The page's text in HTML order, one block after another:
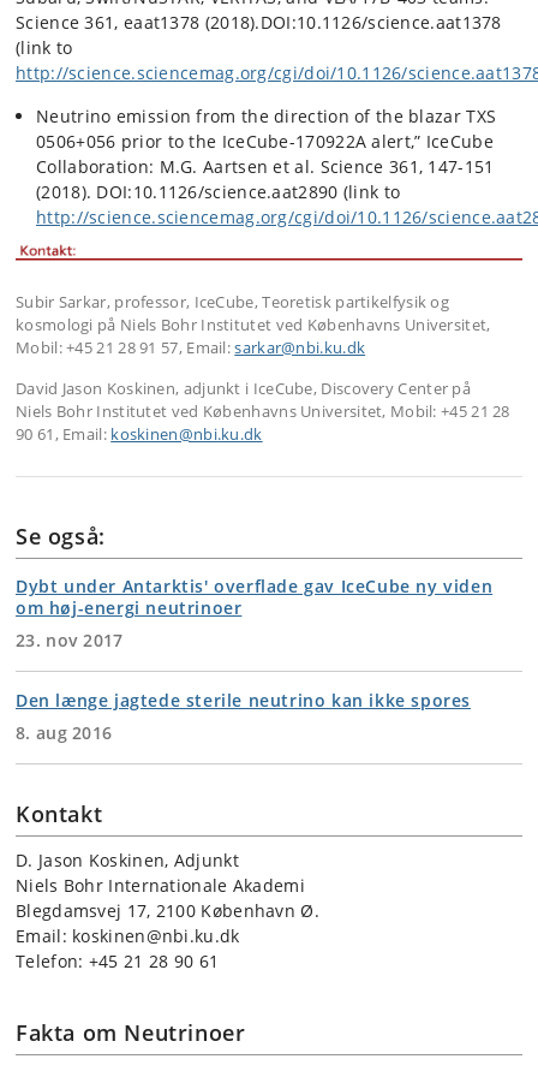
Science 361, eaat1378 (2018).DOI:10.1126/science.aat1378
(link to
http://science.sciencemag.org/cgi/doi/10.1126/
Neutrino emission from the direction of the blazar TXS
0506+056 prior to the IceCube-170922A alert,” IceCube
Collaboration: M.G. Aartsen et al. Science 361, 147-151
(2018). DOI:10.1126/science.aat2890 (link to
http://science.sciencemag.org/cgi/doi/10.1126/
Subir Sarkar, professor, IceCube, Teoretisk partikelfysik og
kosmologi på Niels Bohr Institutet ved Københavns Universitet,
Mobil: +45 21 28 91 57, Email:sarkar@nbi.ku.dk
David Jason Koskinen, adjunkt i IceCube, Discovery Center på
Niels Bohr Institutet ved Københavns Universitet, Mobil: +45 21 28
90 61, Email: koskinen@nbi.ku.dk
Se også:
Dybt under Antarktis' overflade gav IceCube ny viden
om høj-energi neutrinoer
23. nov 2017
Den længe jagtede sterile neutrino kan ikke spores
8. aug 2016
Kontakt
D. Jason Koskinen, Adjunkt
Niels Bohr Internationale Akademi
Blegdamsvej 17, 2100 København Ø.
Email: koskinen@nbi.ku.dk
Telefon: +45 21 28 90 61
Fakta om Neutrinoer